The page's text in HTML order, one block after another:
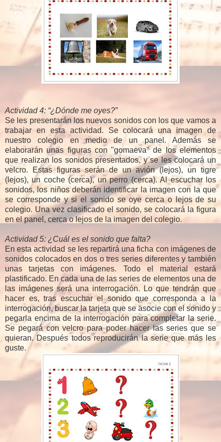
Actividad 4: “¿Dónde me oyes?”
Se les presentarán los nuevos sonidos con los que vamos a
trabajar en esta actividad. Se colocará una imagen de
nuestro colegio en medio de un panel. Además se
elaborarán unas figuras con "gomaeva" de los elementos
que realizan los sonidos presentados, y se les colocará un
velcro. Estas figuras serán de un avión (lejos), un tigre
(lejos), un coche (cerca), un perro (cerca). Al escuchar los
sonidos, los niños deberán identificar la imagen con la que
se corresponde y si el sonido se oye cerca o lejos de su
colegio. Una vez clasificado el sonido, se colocará la figura
en el panel, cerca o lejos de la imagen del colegio.
Actividad 5: ¿Cuál es el sonido que falta?
En esta actividad se les repartirá una ficha con imágenes de
sonidos colocados en dos o tres series diferentes y también
unas tarjetas con imágenes. Todo el material estará
plastificado. En cada una de las series de elementos una de
las imágenes será una interrogación. Lo que tendrán que
hacer es, tras escuchar el sonido que corresponda a la
interrogación, buscar la tarjeta que se asocie con el sonido y
pegarla encima de la interrogación para completar la serie.
Se pegará con velcro para poder hacer las series que se
quieran. Después todos reproducirán la serie que más les
guste.